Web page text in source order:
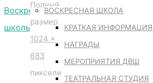
ВОСКРЕСНАЯ ШКОЛА
КРАТКАЯ ИНФОРМАЦИЯ
НАГРАДЫ
МЕРОПРИЯТИЯ ДВШ
ТЕАТРАЛЬНАЯ СТУДИЯ
Воскресной
школы
IMG_7153
Полный
размер
1024 ×
683
пиксели